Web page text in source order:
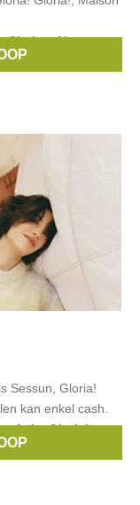
Sixtine,Neuw
Sessun, Gloria!
kan enkel cash.
Anje,Gloria!